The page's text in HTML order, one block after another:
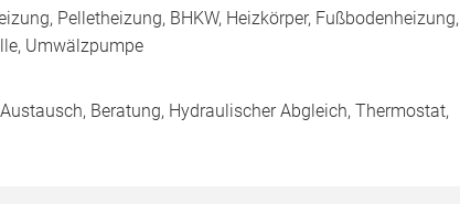
Pelletheizung, BHKW, Heizkörper, Fußbodenheizung,
Umwälzpumpe
Beratung, Hydraulischer Abgleich, Thermostat,